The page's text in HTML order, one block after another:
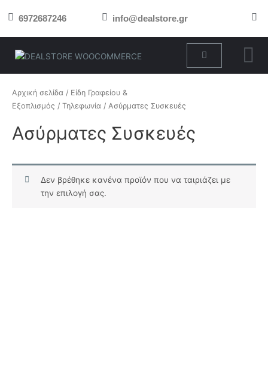
στο 6972687246 info@dealstore.gr
Cart
Αρχική σελίδα / Είδη Γραφείου &
Εξοπλισμός / Τηλεφωνία / Ασύρματες Συσκευές
Ασύρματες Συσκευές
Δεν βρέθηκε κανένα προϊόν που να ταιριάζει με
την επιλογή σας.